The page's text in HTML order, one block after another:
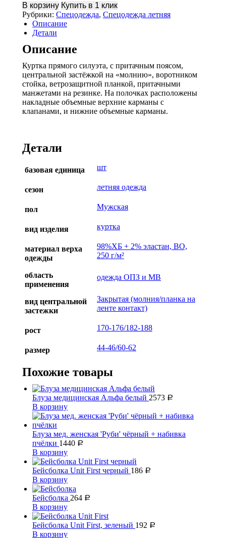
Манхеттен
песочный,
оранжевый,
черный
(ЧЗ)
В корзину Купить в 1 клик
Рубрики: Спецодежда, Спецодежда летняя
Описание
Детали
Описание
Куртка прямого силуэта, с притачным поясом,
центральной застёжкой на «молнию», воротником
стойка, ветрозащитной планкой, притачными
манжетами на резинке. На полочках расположены
накладные объемные верхние карманы с
клапанами, и нижние объемные карманы.
Детали
базовая единица шт
сезон летняя одежда
пол Мужская
вид изделия куртка
материал верха
одежды
98%ХБ + 2% эластан, ВО,
250 г/м²
область
применения
одежда ОПЗ и МВ
вид центральной
застежки
Закрытая (молния/планка на
ленте контакт)
рост 170-176/182-188
размер 44-46/60-62
Похожие товары
Блуза медицинская Альфа белый 2573 Р
В корзину
Блуза мед. женская 'Руби' чёрный + набивка
пчёлки 1440 Р
В корзину
Бейсболка Unit First черный 186 Р
В корзину
Бейсболка 264 Р
В корзину
Бейсболка Unit First, зеленый 192 Р
В корзину